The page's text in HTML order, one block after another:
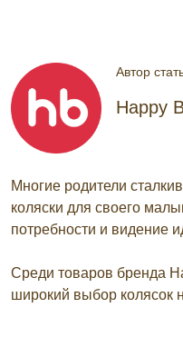
Автор
Happy
Многие родители
коляски для своего
потребности и видение
Среди товаров бренда
широкий выбор колясок